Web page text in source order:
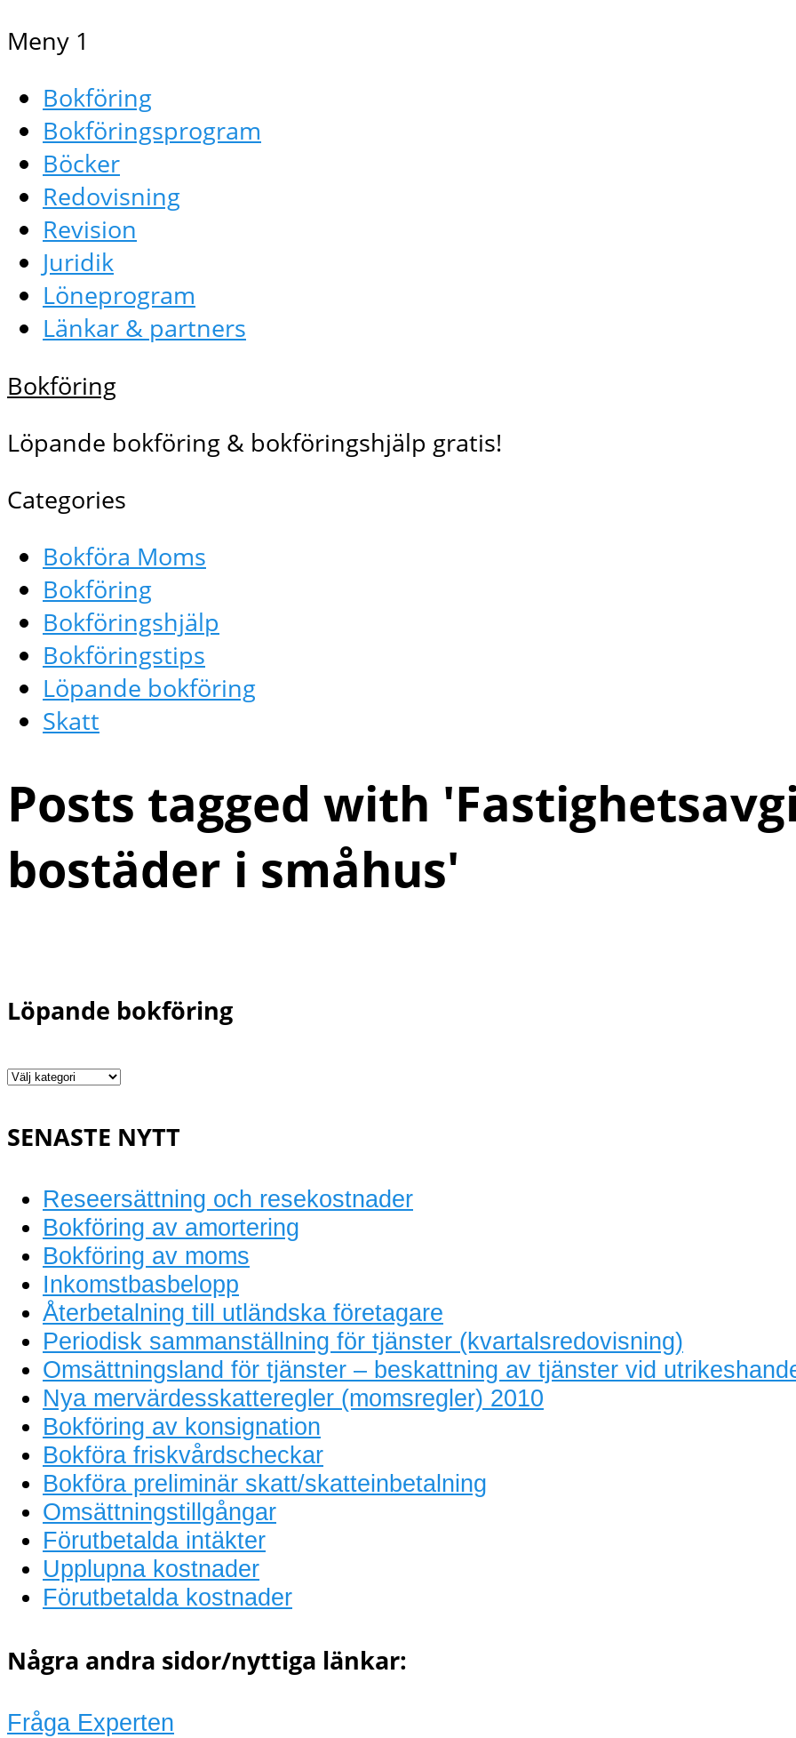
Meny 1
Bokföring
Bokföringsprogram
Böcker
Redovisning
Revision
Juridik
Löneprogram
Länkar & partners
Bokföring
Löpande bokföring & bokföringshjälp gratis!
Categories
Bokföra Moms
Bokföring
Bokföringshjälp
Bokföringstips
Löpande bokföring
Skatt
Posts tagged with '
bostäder i småhus'
Löpande bokföring
Löpande
SENASTE NYTT
Reseersättning och resekostnader
Bokföring av amortering
Bokföring av moms
Inkomstbasbelopp
Återbetalning till utländska företagare
Periodisk sammanställning för tjänster (kvartalsredovisning)
Omsättningsland för tjänster – beskattning av tjänster vid
Nya mervärdesskatteregler (momsregler) 2010
Bokföring av konsignation
Bokföra friskvårdscheckar
Bokföra preliminär skatt/skatteinbetalning
Omsättningstillgångar
Förutbetalda intäkter
Upplupna kostnader
Förutbetalda kostnader
Några andra sidor/nyttiga länkar:
Fråga Experten